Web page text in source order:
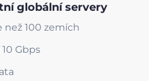
globální servery
než 100 zemích
Gbps